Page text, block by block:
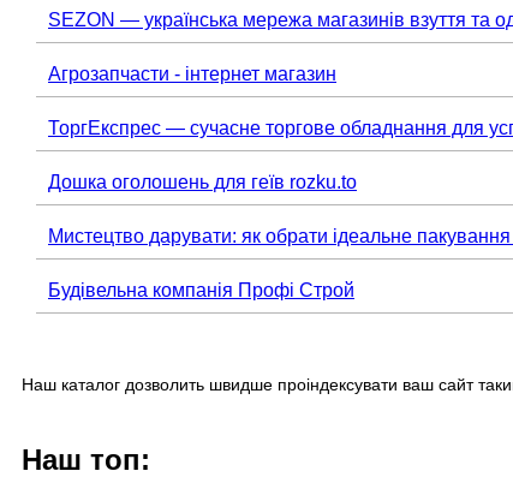
SEZON — українська мережа магазинів взуття та
Агрозапчасти - інтернет магазин
ТоргЕкспрес — сучасне торгове обладнання для
Дошка оголошень для геїв rozku.to
Мистецтво дарувати: як обрати ідеальне
Будівельна компанія Профі Строй
Наш каталог дозволить швидше проіндексувати ваш сайт
Наш топ: